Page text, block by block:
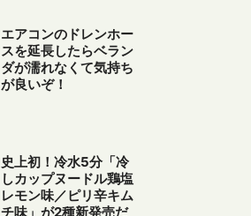
エアコンのドレンホー
スを延長したらベラン
ダが濡れなくて気持ち
が良いぞ！
史上初！冷水5分「冷
しカップヌードル鶏塩
レモン味／ピリ辛キム
チ味」が2種新発売だ